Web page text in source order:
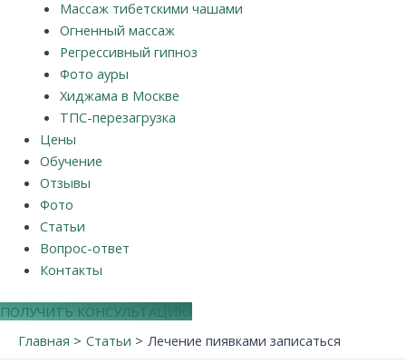
Массаж тибетскими чашами
Огненный массаж
Регрессивный гипноз
Фото ауры
Хиджама в Москве
ТПС-перезагрузка
Цены
Обучение
Отзывы
Фото
Статьи
Вопрос-ответ
Контакты
ПОЛУЧИТЬ КОНСУЛЬТАЦИЮ
Главная
Статьи Лечение пиявками записаться